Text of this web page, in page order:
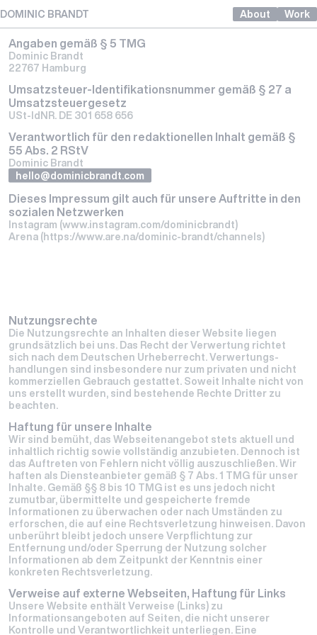
DOMINIC BRANDT About Work
Angaben gemäß § 5 TMG
Dominic Brandt
22767 Hamburg
Umsatzsteuer-Identifikationsnummer gemäß § 27 a
Umsatzsteuergesetz
USt-IdNR. DE 301 658 656
Verantwortlich für den redaktionellen Inhalt gemäß §
55 Abs. 2 RStV
Dominic Brandt
hello@dominicbrandt.com
Dieses Impressum gilt auch für unsere Auftritte in den
sozialen Netzwerken
Instagram (www.instagram.com/dominicbrandt)
Arena ( https://www.are.na/dominic-brandt/channels)
Nutzungsrechte
Die Nutzungsrechte an Inhalten dieser Website liegen
grundsätzlich bei uns. Das Recht der Verwertung richtet
sich nach dem Deutschen Urheberrecht. Verwertungs­
handlungen sind insbesondere nur zum privaten und nicht
kommerziellen Gebrauch gestattet. Soweit Inhalte nicht von
uns erstellt wurden, sind bestehende Rechte Dritter zu
beachten.
Haftung für unsere Inhalte
Wir sind bemüht, das Webseitenangebot stets aktuell und
inhaltlich richtig sowie vollständig anzubieten. Dennoch ist
das Auftreten von Fehlern nicht völlig auszuschließen. Wir
haften als Diensteanbieter gemäß § 7 Abs. 1 TMG für unser
Inhalte. Gemäß §§ 8 bis 10 TMG ist es uns jedoch nicht
zumutbar, übermittelte und gespeicherte fremde
Informationen zu überwachen oder nach Umständen zu
erforschen, die auf eine Rechtsverletzung hinweisen. Davon
unberührt bleibt jedoch unsere Verpflichtung zur
Entfernung und/oder Sperrung der Nutzung solcher
Informationen ab dem Zeitpunkt der Kenntnis einer
konkreten Rechtsverletzung.
Verweise auf externe Webseiten, Haftung für Links
Unsere Website enthält Verweise (Links) zu
Informationsangeboten auf Seiten, die nicht unserer
Kontrolle und Verantwortlichkeit unterliegen. Eine